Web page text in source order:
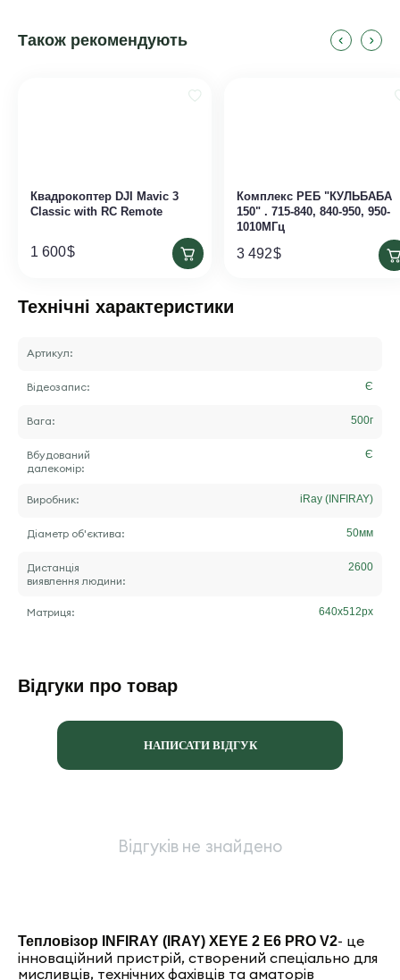
Також рекомендують
Квадрокоптер DJI Mavic 3
Classic with RC Remote
1 600$
Комплекс РЕБ "КУЛЬБАБА
150" . 715-840, 840-950, 950-
1010МГц
3 492$
Технічні характеристики
Артикул:
Відеозапис: Є
Вага: 500г
Вбудований
далекомір:
Є
Виробник: iRay (INFIRAY)
Діаметр об'єктива: 50мм
Дистанція
виявлення людини:
2600
Матриця: 640х512px
Відгуки про товар
НАПИСАТИ ВІДГУК
Відгуків не знайдено
Тепловізор INFIRAY (IRAY) XEYE 2 E6 PRO V2- це
інноваційний пристрій, створений спеціально для
мисливців, технічних фахівців та аматорів